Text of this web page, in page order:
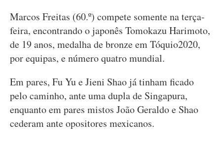
Marcos Freitas (60.º) compete somente na terça-
feira, encontrando o japonês Tomokazu Harimoto,
de 19 anos, medalha de bronze em Tóquio2020,
por equipas, e número quatro mundial.
Em pares, Fu Yu e Jieni Shao já tinham ficado
pelo caminho, ante uma dupla de Singapura,
enquanto em pares mistos João Geraldo e Shao
cederam ante opositores mexicanos.